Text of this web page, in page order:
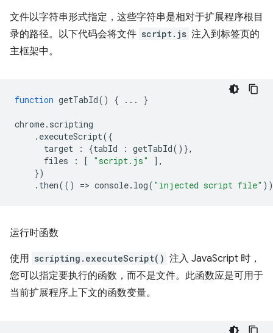
文件以字符串形式指定，这些字符串是相对于扩展程序根目
录的路径。以下代码会将文件 script.js 注入到标签页的
主框架中。
function getTabId() { ... }
chrome. scripting
. executeScript({
target
: {tabId : getTabId()},
files
: [ "script.js"
],
})
. then(() => console. log( "injected script file"
运行时函数
使用 scripting.executeScript() 注入 JavaScript 时，
您可以指定要执行的函数，而不是文件。此函数应是可用于
当前扩展程序上下文的函数变量。